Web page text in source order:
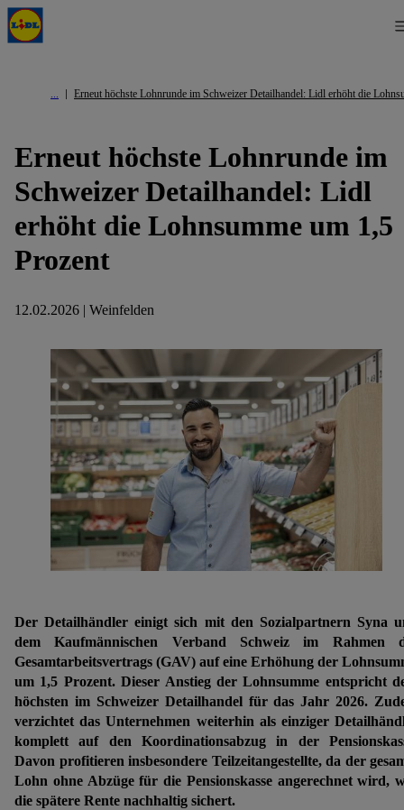
Erneut höchste Lohnrunde im Schweizer Detailhandel: Lidl erhöht die
Erneut höchste Lohnrunde im
Schweizer Detailhandel: Lidl
erhöht die Lohnsumme um 1,5
Prozent
12.02.2026 | Weinfelden
Der Detailhändler einigt sich mit den Sozialpartnern Syna
dem Kaufmännischen Verband Schweiz im Rahmen
Gesamtarbeitsvertrags (GAV) auf eine Erhöhung der
um 1,5 Prozent. Dieser Anstieg der Lohnsumme entspricht
höchsten im Schweizer Detailhandel für das Jahr 2026.
verzichtet das Unternehmen weiterhin als einziger
komplett auf den Koordinationsabzug in der
Davon profitieren insbesondere Teilzeitangestellte, da der
Lohn ohne Abzüge für die Pensionskasse angerechnet wird,
die spätere Rente nachhaltig sichert.